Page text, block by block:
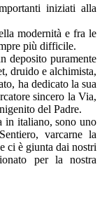
iniziati alla
modernità e fra le
più difficile.
deposito puramente
druido e alchimista,
ha dedicato la sua
sincero la Via,
del Padre.
in italiano, sono uno
varcarne la
ci è giunta dai nostri
per la nostra